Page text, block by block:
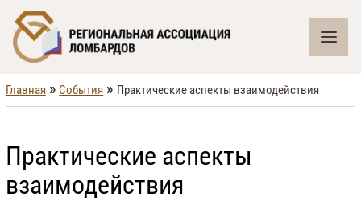
Главная » События » Практические аспекты взаимодействия
Практические аспекты
взаимодействия